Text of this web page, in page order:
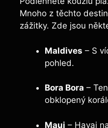
Mnoho z těchto
zážitky. Zde jsou
Maldives – S
pohled.
Bora Bora –
obklopený
Maui – Havaj